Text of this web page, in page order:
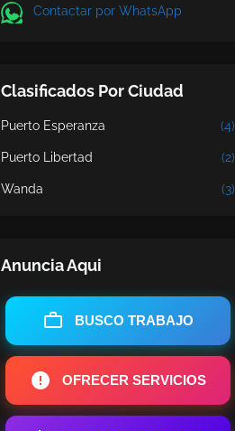
Contactar por WhatsApp
Clasificados Por Ciudad
Puerto Esperanza (4)
Puerto Libertad (2)
Wanda (3)
Anuncia Aqui
BUSCO TRABAJO
OFRECER SERVICIOS